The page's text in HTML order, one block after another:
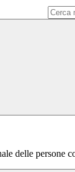
delle persone